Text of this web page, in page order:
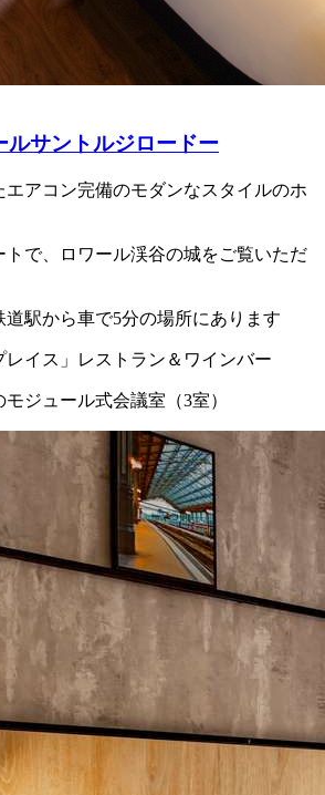
ルサントルジロードー
エアコン完備のモダンなスタイルのホ
トで、ロワール渓谷の城をご覧いただ
道駅から車で5分の場所にあります
レイス」レストラン＆ワインバー
ジュール式会議室（3室）